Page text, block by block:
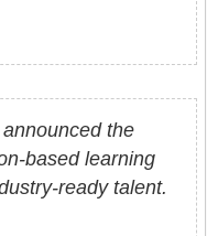
the
based learning
ready talent.